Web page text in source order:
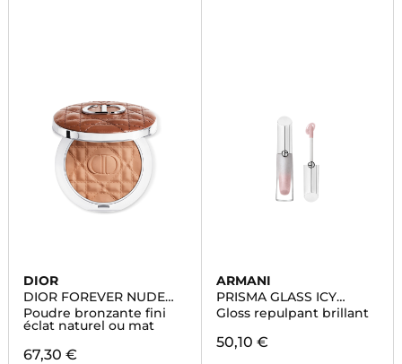
DIOR
DIOR FOREVER NUDE
BRONZE
Poudre bronzante fini
éclat naturel ou mat
67,30 €
ARMANI
PRISMA GLASS ICY
PLUMPER
Gloss repulpant brillant
50,10 €